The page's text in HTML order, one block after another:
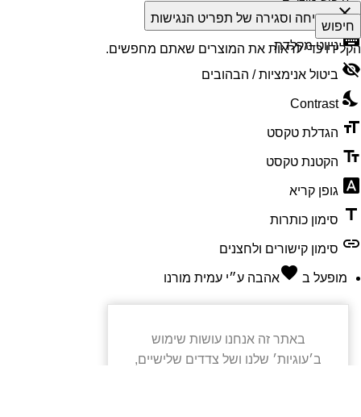
חיפוש
הקלידו כדי לראות את המוצרים שאתם מחפשים.
close פתיחה וסגירה של תפריט הנגישות
keyboard ניווט מקלדת
visibility_off ביטול אנימציות / הבהובים
nights_stay
Contrast
format_size הגדלת טקסט
text_fields הקטנת טקסט
font_download גופן קריא
title סימון כותרות
link סימון קישורים ולחצנים
מופעל ב favoriteאהבה ע״י עמית מורנו
באתר זה אנחנו עושות שימוש
ב׳עוגיות׳ שלנו ושל צדדים שלישיים,